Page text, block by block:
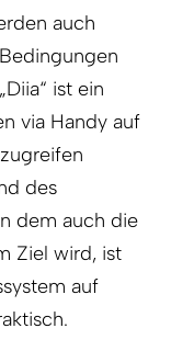
auch
ist ein
via Handy auf
des
dem auch die
Ziel wird, ist
auf